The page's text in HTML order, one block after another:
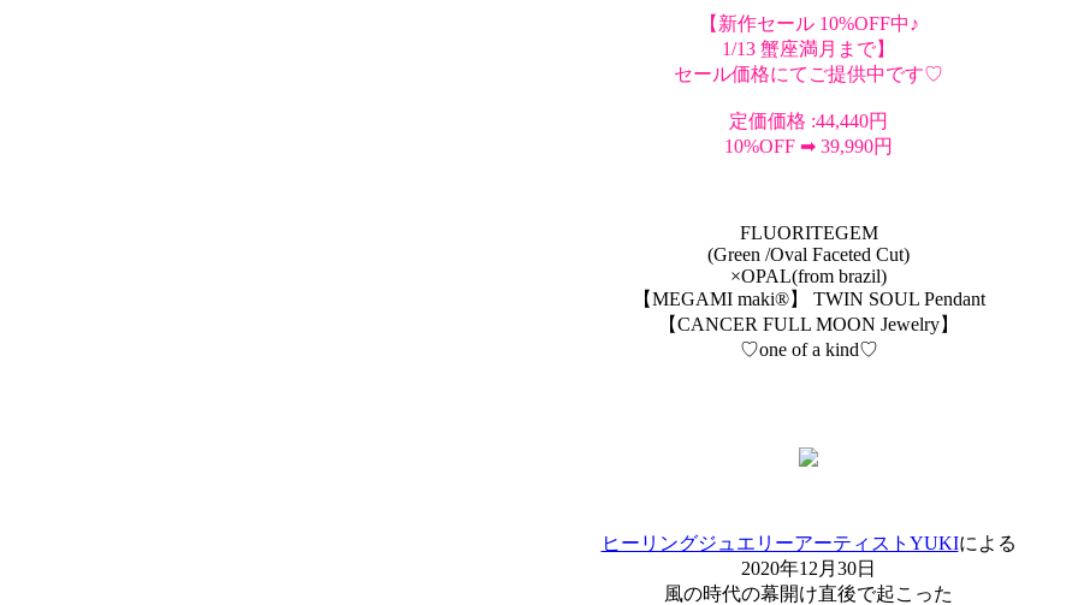
【新作セール 10%OFF中♪
1/13 蟹座満月まで】
セール価格にてご提供中です♡
定価価格 :44,440円
10%OFF ➡︎ 39,990円
FLUORITEGEM
(Green /Oval Faceted Cut)
×OPAL(from brazil)
【MEGAMI maki®︎】 TWIN SOUL Pendant
【CANCER FULL MOON Jewelry】
♡one of a kind♡
ヒーリングジュエリーアーティストYUKIによる
2020年12月30日
風の時代の幕開け直後で起こった